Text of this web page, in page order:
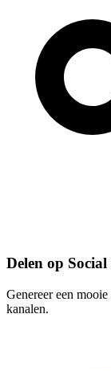
Delen op
Genereer een
kanalen.